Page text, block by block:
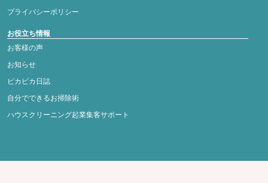
プライバシーポリシー
お役立ち情報
お客様の声
お知らせ
ピカピカ日誌
自分でできるお掃除術
ハウスクリーニング起業集客サポート